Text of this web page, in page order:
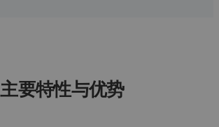
主要特性与优势